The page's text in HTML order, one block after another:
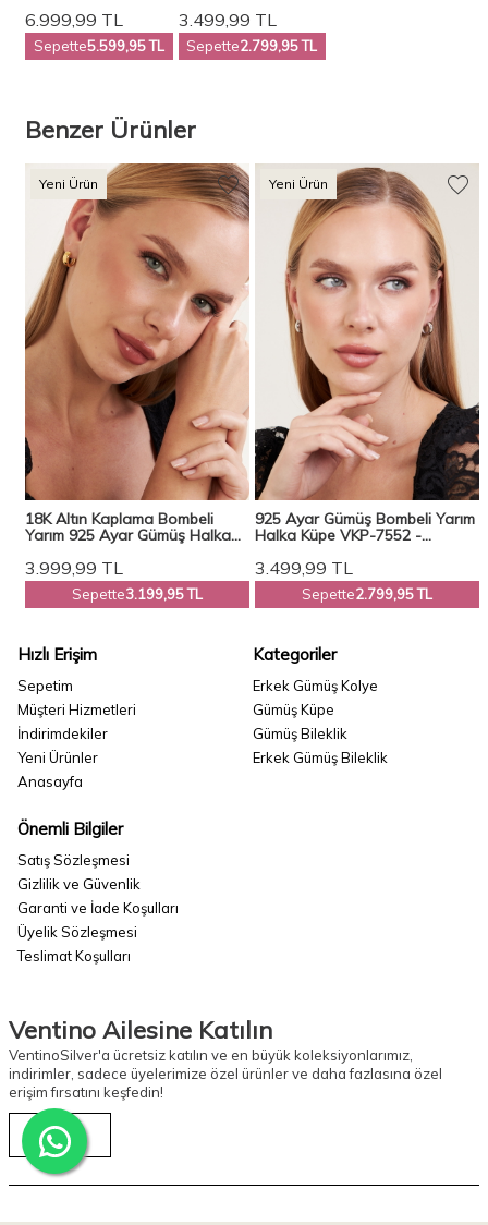
7015 - Ventino
6.999,99 TL
Sepette5.599,95 TL
VKK-4447
3.499,99 TL
Sepette2.799,95 TL
Benzer Ürünler
Yeni Ürün
18K Altın Kaplama Bombeli
Yarım 925 Ayar Gümüş Halka
3.999,99 TL
Sepette3.199,95 TL
Yeni Ürün
925 Ayar Gümüş Bombeli Yarım
Halka Küpe VKP-7552 -
3.499,99 TL
Sepette2.799,95 TL
Hızlı Erişim
Sepetim
Müşteri Hizmetleri
İndirimdekiler
Yeni Ürünler
Anasayfa
Kategoriler
Erkek Gümüş Kolye
Gümüş Küpe
Gümüş Bileklik
Erkek Gümüş Bileklik
Önemli Bilgiler
Satış Sözleşmesi
Gizlilik ve Güvenlik
Garanti ve İade Koşulları
Üyelik Sözleşmesi
Teslimat Koşulları
Ventino Ailesine Katılın
VentinoSilver'a ücretsiz katılın ve en büyük koleksiyonlarımız,
indirimler, sadece üyelerimize özel ürünler ve daha fazlasına özel
erişim fırsatını keşfedin!
Kayıt Ol